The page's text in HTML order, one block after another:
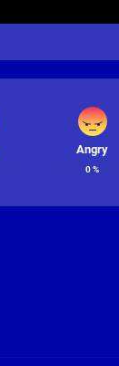
Angry
0%